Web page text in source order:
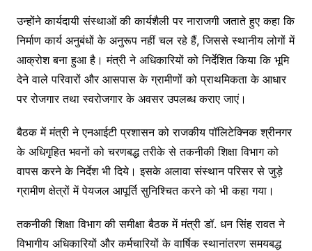
उन्होंने कार्यदायी संस्थाओं की कार्यशैली पर नाराजगी जताते हुए कहा कि
निर्माण कार्य अनुबंधों के अनुरूप नहीं चल रहे हैं, जिससे स्थानीय लोगों में
आक्रोश बना हुआ है। मंत्री ने अधिकारियों को निर्देशित किया कि भूमि
देने वाले परिवारों और आसपास के ग्रामीणों को प्राथमिकता के आधार
पर रोजगार तथा स्वरोजगार के अवसर उपलब्ध कराए जाएं।
बैठक में मंत्री ने एनआईटी प्रशासन को राजकीय पॉलिटेक्निक श्रीनगर
के अधिगृहित भवनों को चरणबद्ध तरीके से तकनीकी शिक्षा विभाग को
वापस करने के निर्देश भी दिये। इसके अलावा संस्थान परिसर से जुड़े
ग्रामीण क्षेत्रों में पेयजल आपूर्ति सुनिश्चित करने को भी कहा गया।
तकनीकी शिक्षा विभाग की समीक्षा बैठक में मंत्री डॉ. धन सिंह रावत ने
विभागीय अधिकारियों और कर्मचारियों के वार्षिक स्थानांतरण समयबद्ध